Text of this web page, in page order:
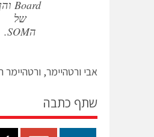
Board והן
של
הSOM.
אבי ורטהיימר,
שתף כתבה